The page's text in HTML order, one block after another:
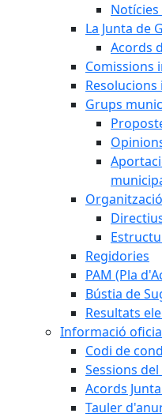
Notícies
La Junta de
Acords
Comissions
Grups
Regidories
PAM (Pla
Bústia de
Resultats
Informació
Codi de
Sessions del
Acords
Tauler